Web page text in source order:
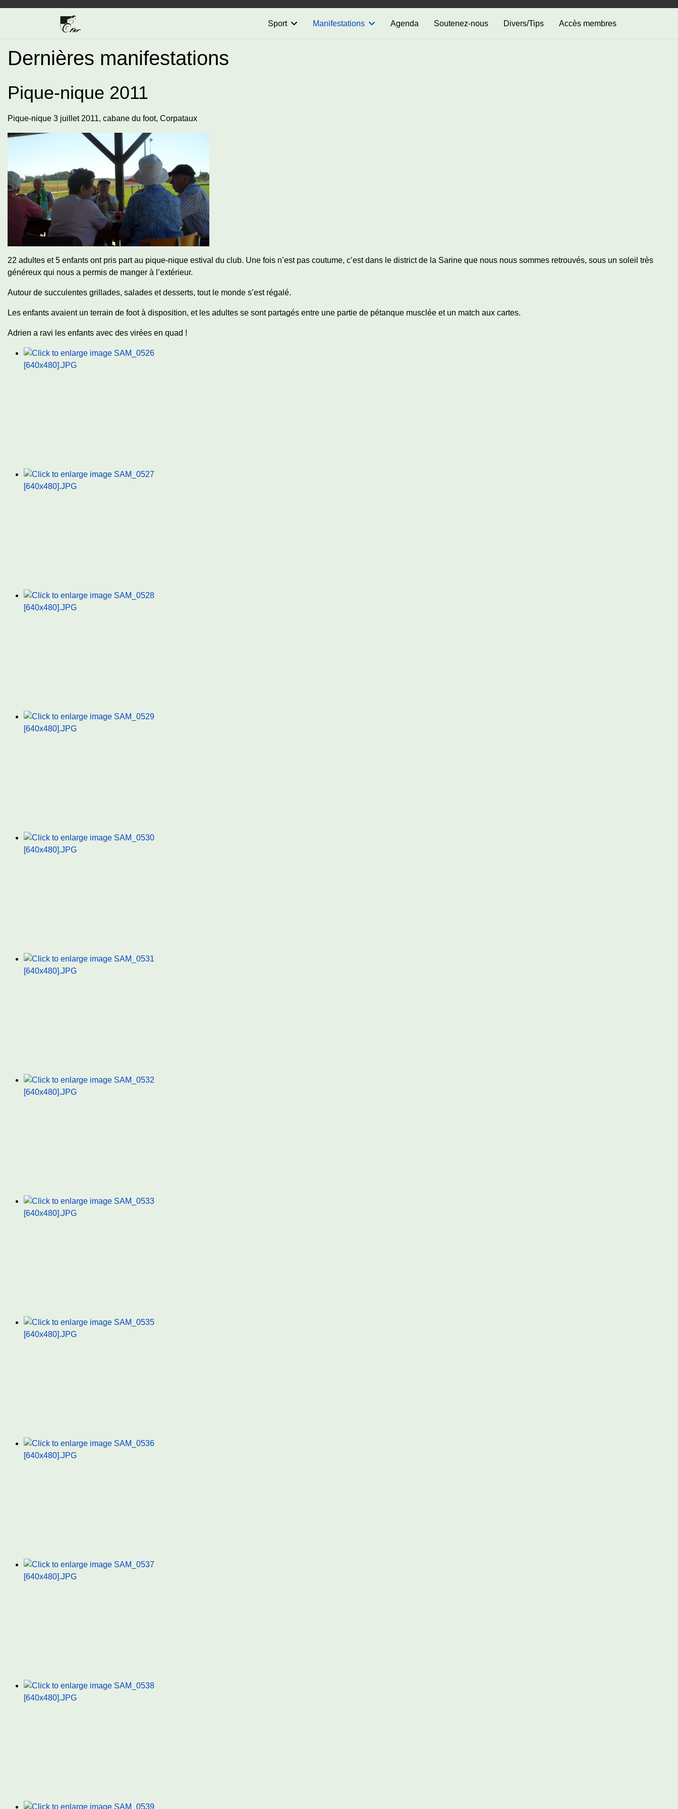
Sport Manifestations Agenda Soutenez-nous Divers/Tips Accès membres
Dernières manifestations
Pique-nique 2011
Pique-nique 3 juillet 2011, cabane du foot, Corpataux
22 adultes et 5 enfants ont pris part au pique-nique estival du club. Une fois n’est pas coutume, c’est dans le district de la Sarine que nous nous sommes retrouvés, sous un soleil très
généreux qui nous a permis de manger à l’extérieur.
Autour de succulentes grillades, salades et desserts, tout le monde s’est régalé.
Les enfants avaient un terrain de foot à disposition, et les adultes se sont partagés entre une partie de pétanque musclée et un match aux cartes.
Adrien a ravi les enfants avec des virées en quad !